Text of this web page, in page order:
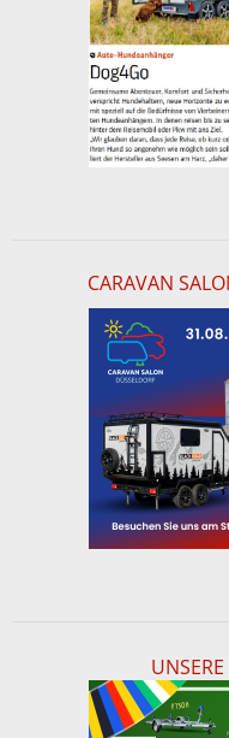
CARAVAN